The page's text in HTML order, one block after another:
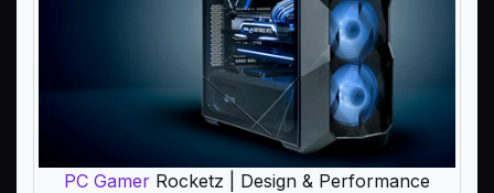
PC Gamer Rocketz | Design & Performance